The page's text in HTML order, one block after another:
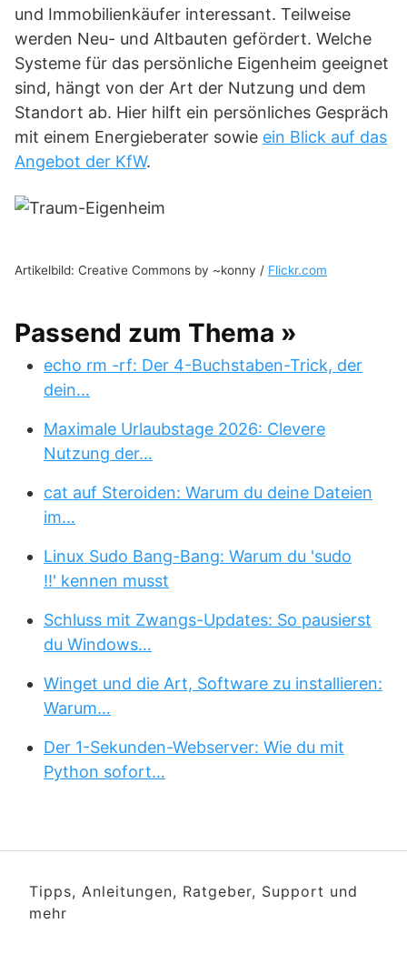
und Immobilienkäufer interessant. Teilweise
werden Neu- und Altbauten gefördert. Welche
Systeme für das persönliche Eigenheim geeignet
sind, hängt von der Art der Nutzung und dem
Standort ab. Hier hilft ein persönliches Gespräch
mit einem Energieberater sowie ein Blick auf das
Angebot der KfW.
Artikelbild: Creative Commons by ~konny / Flickr.com
Passend zum Thema »
echo rm -rf: Der 4-Buchstaben-Trick, der
dein…
Maximale Urlaubstage 2026: Clevere
Nutzung der…
cat auf Steroiden: Warum du deine Dateien
im…
Linux Sudo Bang-Bang: Warum du 'sudo
!!' kennen musst
Schluss mit Zwangs-Updates: So pausierst
du Windows…
Winget und die Art, Software zu installieren:
Warum…
Der 1-Sekunden-Webserver: Wie du mit
Python sofort…
Tipps, Anleitungen, Ratgeber, Support und
mehr